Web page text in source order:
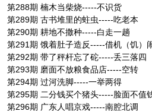
第288期 楠木当柴烧-----不识货
第289期 古书堆里的蛀虫-----吃老本
第290期 耕地不撒种-----白走一趟
第291期 饿着肚子造反-----借机（饥）
第292期 带了秤杆忘了砣-----丢三落四
第293期 磨面不放粮食品店-----空转
第294期 过河洗脚-----一举两得
第295期 二分钱买个猪头-----脸面不值
第296期 广东人唱京戏-----南腔北调